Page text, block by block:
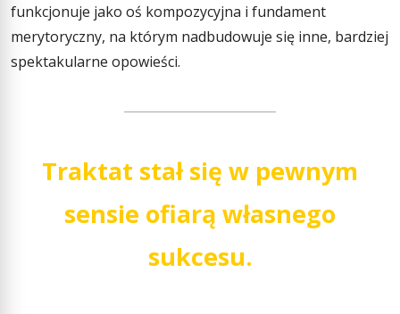
funkcjonuje jako oś kompozycyjna i fundament
merytoryczny, na którym nadbudowuje się inne, bardziej
spektakularne opowieści.
Traktat stał się w pewnym
sensie ofiarą własnego
sukcesu.